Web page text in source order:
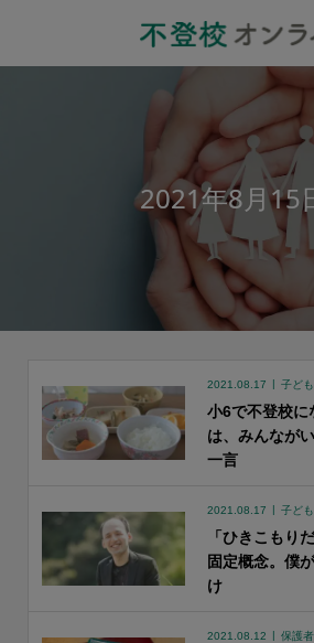
2021年8月15
2021.08.17 子ど
小6で不登校に
は、みんなが
一言
2021.08.17 子ど
「ひきこもり
固定概念。僕
け
2021.08.12 保護